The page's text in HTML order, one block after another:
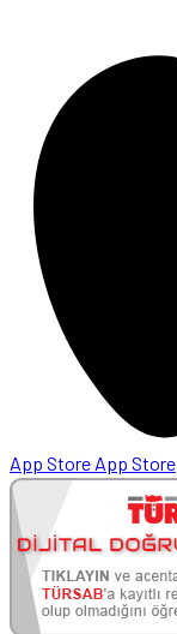
App Store App Store